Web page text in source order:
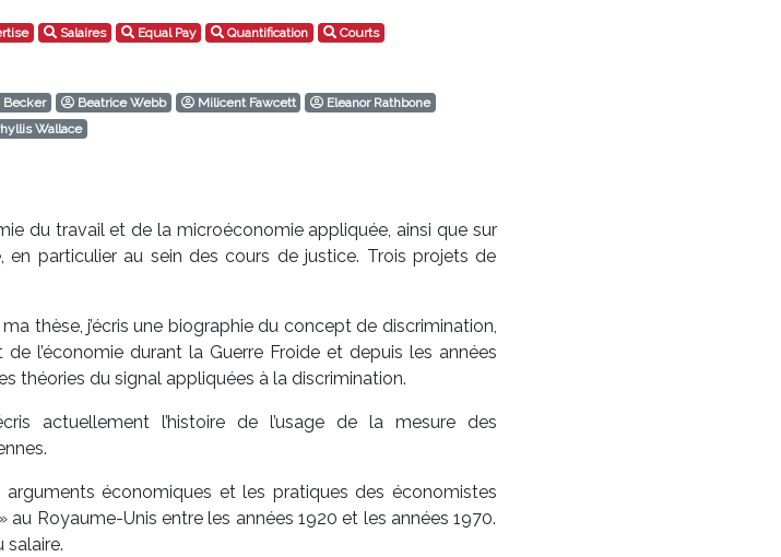
Salaires Equal Pay Quantification
Courts
Becker Beatrice Webb Milicent Fawcett
Eleanor Rathbone
Wallace
du travail et de la microéconomie appliquée, ainsi que sur
en particulier au sein des cours de justice. Trois projets de
thèse, j’écris une biographie du concept de discrimination,
l’économie durant la Guerre Froide et depuis les années
théories du signal appliquées à la discrimination.
actuellement l’histoire de l’usage de la mesure des
arguments économiques et les pratiques des économistes
Royaume-Unis entre les années 1920 et les années 1970.
salaire.